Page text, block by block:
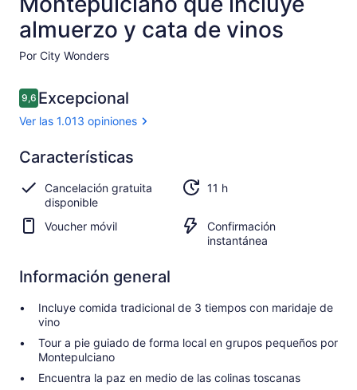
almuerzo y cata de vinos
Por City Wonders
Opiniones
9,69,6 de 10
Excepcional
Ver las 1.013 opiniones
9.69.6 de 10
Excepcional
Ver 1.013
opiniones
Características
Cancelación gratuita
disponible
11 h
Voucher móvil
Confirmación
instantánea
Información general
Incluye comida tradicional de 3 tiempos con maridaje de
vino
Tour a pie guiado de forma local en grupos pequeños por
Montepulciano
Encuentra la paz en medio de las colinas toscanas